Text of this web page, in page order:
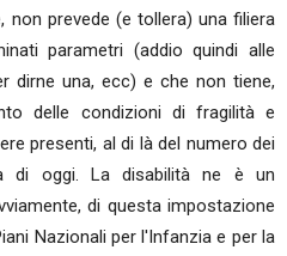
non prevede (e tollera) una filiera
parametri (addio quindi alle
dirne una, ecc) e che non tiene,
delle condizioni di fragilità e
presenti, al di là del numero dei
di oggi. La disabilità ne è un
di questa impostazione
Nazionali per l'Infanzia e per la